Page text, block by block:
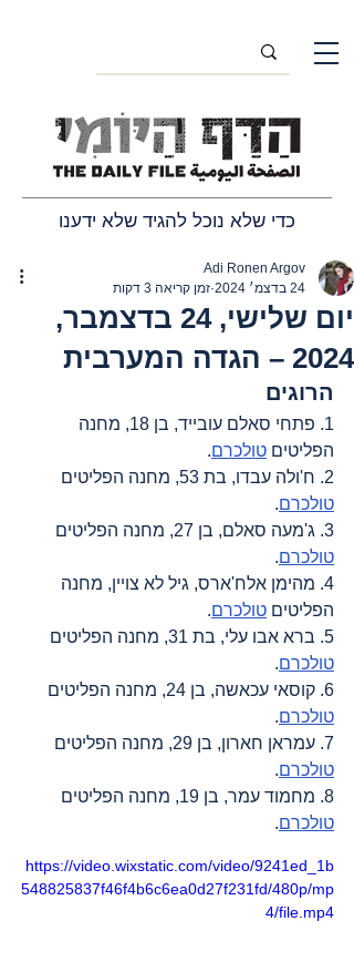
כדי שלא נוכל להגיד שלא ידענו
יום שלישי, 24 בדצמבר,
2024 – הגדה המערבית
Adi Ronen Argov
24 בדצמ׳ 2024
זמן קריאה 3 דקות
הרוגים
1. פתחי סאלם עובייד, בן 18, מחנה
הפליטים טולכרם.
2. ח'ולה עבדו, בת 53, מחנה הפליטים
טולכרם.
3. ג'מעה סאלם, בן 27, מחנה הפליטים
טולכרם.
4. מהימן אלח'ארס, גיל לא צויין, מחנה
הפליטים טולכרם.
5. ברא אבו עלי, בת 31, מחנה הפליטים
טולכרם.
6. קוסאי עכאשה, בן 24, מחנה הפליטים
טולכרם.
7. עמראן חארון, בן 29, מחנה הפליטים
טולכרם.
8. מחמוד עמר, בן 19, מחנה הפליטים
טולכרם.
https://video.wixstatic.com/video/9241ed_1b
548825837f46f4b6c6ea0d27f231fd/480p/mp
4/file.mp4